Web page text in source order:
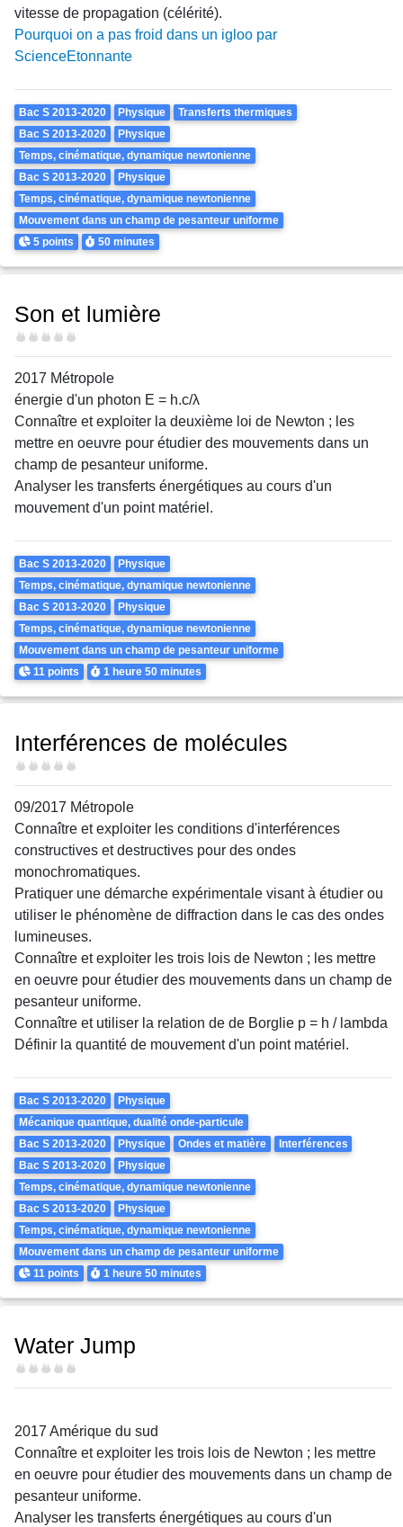
vitesse de propagation (célérité).
Pourquoi on a pas froid dans un igloo par
ScienceEtonnante
Theme
Bac S 2013-2020 Physique
Transferts thermiques
Bac S 2013-2020
Physique
Temps, cinématique, dynamique newtonienne
Bac S 2013-2020
Physique
Temps, cinématique, dynamique newtonienne
Mouvement dans un champ de pesanteur uniforme
Points
5 points Durée
50 minutes
Son et lumière
Difficulté
2017 Métropole
énergie d'un photon E = h.c/λ
Connaître et exploiter la deuxième loi de Newton ; les
mettre en oeuvre pour étudier des mouvements dans un
champ de pesanteur uniforme.
Analyser les transferts énergétiques au cours d'un
mouvement d'un point matériel.
Theme
Bac S 2013-2020
Physique
Temps, cinématique, dynamique newtonienne
Bac S 2013-2020
Physique
Temps, cinématique, dynamique newtonienne
Mouvement dans un champ de pesanteur uniforme
Points
11 points Durée
1 heure50 minutes
Interférences de molécules
Difficulté
09/2017 Métropole
Connaître et exploiter les conditions d'interférences
constructives et destructives pour des ondes
monochromatiques.
Pratiquer une démarche expérimentale visant à étudier ou
utiliser le phénomène de diffraction dans le cas des ondes
lumineuses.
Connaître et exploiter les trois lois de Newton ; les mettre
en oeuvre pour étudier des mouvements dans un champ de
pesanteur uniforme.
Connaître et utiliser la relation de de Borglie p = h / lambda
Définir la quantité de mouvement d'un point matériel.
Theme
Bac S 2013-2020
Physique
Mécanique quantique, dualité onde-particule
Bac S 2013-2020
Physique Ondes et matière
Interférences
Bac S 2013-2020
Physique
Temps, cinématique, dynamique newtonienne
Bac S 2013-2020
Physique
Temps, cinématique, dynamique newtonienne
Mouvement dans un champ de pesanteur uniforme
Points
11 points Durée
1 heure50 minutes
Water Jump
Difficulté
2017 Amérique du sud
Connaître et exploiter les trois lois de Newton ; les mettre
en oeuvre pour étudier des mouvements dans un champ de
pesanteur uniforme.
Analyser les transferts énergétiques au cours d'un